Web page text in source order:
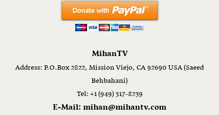
MihanTV
Address: P.O.Box 2822, Mission Viejo, CA 92690 USA (Saeed
Behbahani)
Tel: +1 (949) 317-8239
E-Mail: mihan@mihantv.com